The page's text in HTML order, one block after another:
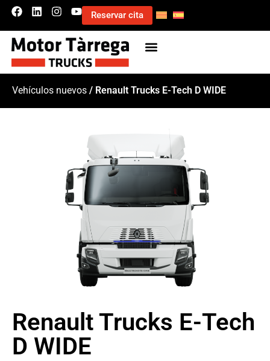
Reservar cita
Vehículos nuevos / Renault Trucks E-Tech D WIDE
Renault Trucks E-Tech
D WIDE